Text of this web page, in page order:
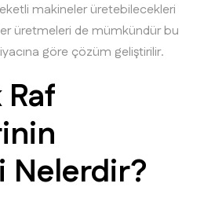
makineler üretebilecekleri
üretmeleri de mümkündür bu
göre çözüm geliştirilir.
Nelerdir?